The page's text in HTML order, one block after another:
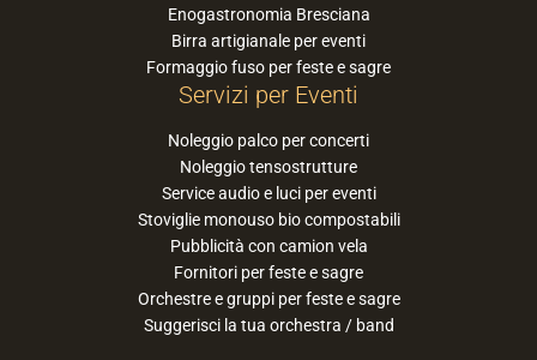
Enogastronomia Bresciana
Birra artigianale per eventi
Formaggio fuso per feste e sagre
Servizi per Eventi
Noleggio palco per concerti
Noleggio tensostrutture
Service audio e luci per eventi
Stoviglie monouso bio compostabili
Pubblicità con camion vela
Fornitori per feste e sagre
Orchestre e gruppi per feste e sagre
Suggerisci la tua orchestra / band